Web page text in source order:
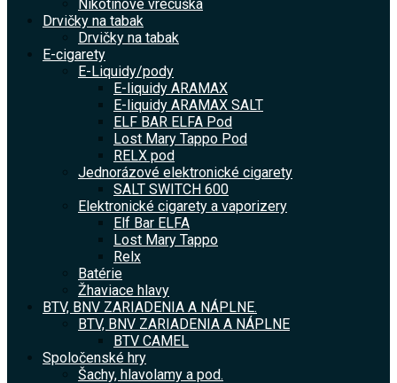
Nikotínové vrecúška
Drvičky na tabak
Drvičky na tabak
E-cigarety
E-Liquidy/pody
E-liquidy ARAMAX
E-liquidy ARAMAX SALT
ELF BAR ELFA Pod
Lost Mary Tappo Pod
RELX pod
Jednorázové elektronické cigarety
SALT SWITCH 600
Elektronické cigarety a vaporizery
Elf Bar ELFA
Lost Mary Tappo
Relx
Batérie
Žhaviace hlavy
BTV, BNV ZARIADENIA A NÁPLNE.
BTV, BNV ZARIADENIA A NÁPLNE
BTV CAMEL
Spoločenské hry
Šachy, hlavolamy a pod.